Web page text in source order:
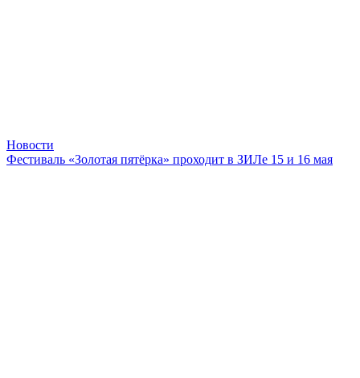
Новости
Фестиваль «Золотая пятёрка» проходит в ЗИЛе 15 и 16 мая